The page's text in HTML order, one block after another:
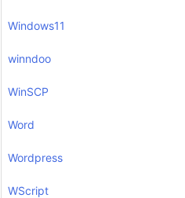
Windows11
winndoo
WinSCP
Word
Wordpress
WScript